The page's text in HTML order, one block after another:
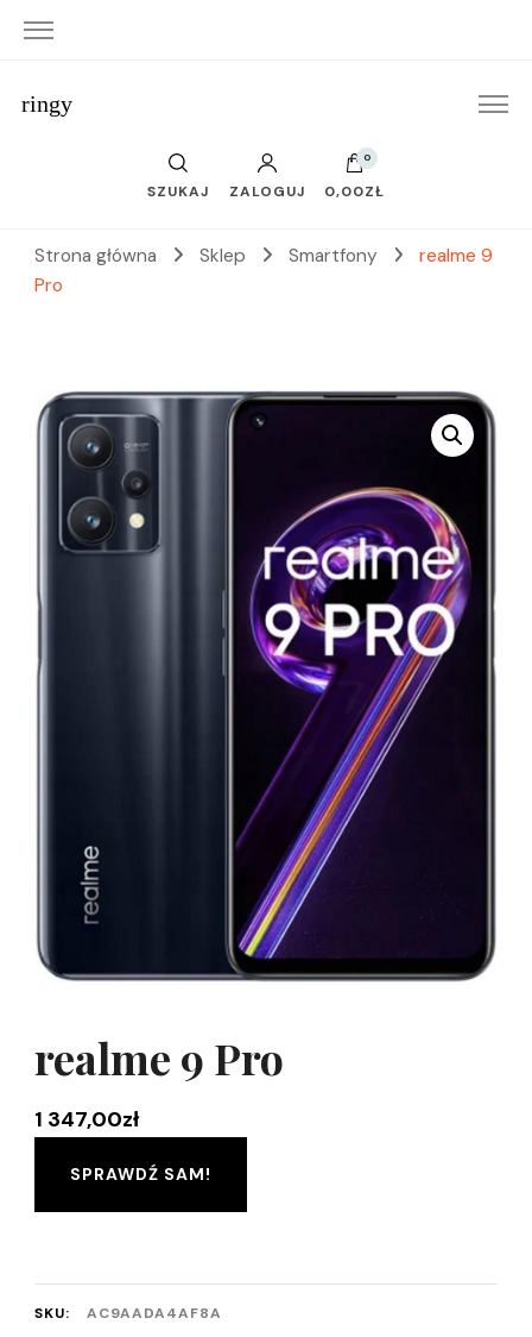
ringy
SZUKAJ ZALOGUJ
0
0,00ZŁ
Strona główna Sklep Smartfony
realme 9
Pro
realme 9 Pro
1 347,00zł
SPRAWDŹ SAM!
SKU:
AC9AADA4AF8A